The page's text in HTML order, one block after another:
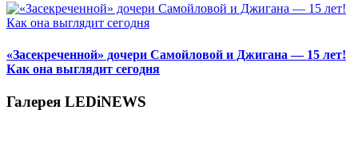
«Засекреченной» дочери Самойловой и Джигана — 15 лет!
Как она выглядит сегодня
Галерея LEDiNEWS